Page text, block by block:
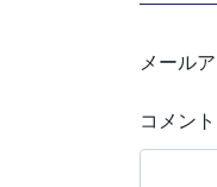
メール
コメント